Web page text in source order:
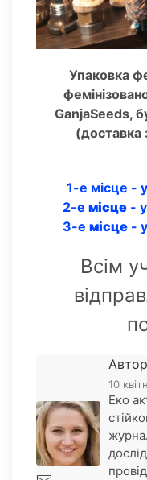
Упаковка
GanjaSeeds,
(доставка
1-е місце -
2-е місце-
3-е місце-
Всім
10
Еко